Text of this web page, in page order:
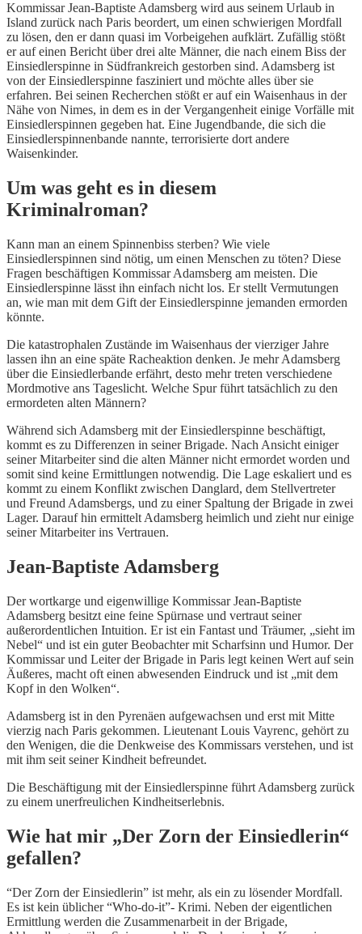
Kommissar Jean-Baptiste Adamsberg wird aus seinem Urlaub in
Island zurück nach Paris beordert, um einen schwierigen Mordfall
zu lösen, den er dann quasi im Vorbeigehen aufklärt. Zufällig stößt
er auf einen Bericht über drei alte Männer, die nach einem Biss der
Einsiedlerspinne in Südfrankreich gestorben sind. Adamsberg ist
von der Einsiedlerspinne fasziniert und möchte alles über sie
erfahren. Bei seinen Recherchen stößt er auf ein Waisenhaus in der
Nähe von Nimes, in dem es in der Vergangenheit einige Vorfälle mit
Einsiedlerspinnen gegeben hat. Eine Jugendbande, die sich die
Einsiedlerspinnenbande nannte, terrorisierte dort andere
Waisenkinder.
Um was geht es in diesem
Kriminalroman?
Kann man an einem Spinnenbiss sterben? Wie viele
Einsiedlerspinnen sind nötig, um einen Menschen zu töten? Diese
Fragen beschäftigen Kommissar Adamsberg am meisten. Die
Einsiedlerspinne lässt ihn einfach nicht los. Er stellt Vermutungen
an, wie man mit dem Gift der Einsiedlerspinne jemanden ermorden
könnte.
Die katastrophalen Zustände im Waisenhaus der vierziger Jahre
lassen ihn an eine späte Racheaktion denken. Je mehr Adamsberg
über die Einsiedlerbande erfährt, desto mehr treten verschiedene
Mordmotive ans Tageslicht. Welche Spur führt tatsächlich zu den
ermordeten alten Männern?
Während sich Adamsberg mit der Einsiedlerspinne beschäftigt,
kommt es zu Differenzen in seiner Brigade. Nach Ansicht einiger
seiner Mitarbeiter sind die alten Männer nicht ermordet worden und
somit sind keine Ermittlungen notwendig. Die Lage eskaliert und es
kommt zu einem Konflikt zwischen Danglard, dem Stellvertreter
und Freund Adamsbergs, und zu einer Spaltung der Brigade in zwei
Lager. Darauf hin ermittelt Adamsberg heimlich und zieht nur einige
seiner Mitarbeiter ins Vertrauen.
Jean-Baptiste Adamsberg
Der wortkarge und eigenwillige Kommissar Jean-Baptiste
Adamsberg besitzt eine feine Spürnase und vertraut seiner
außerordentlichen Intuition. Er ist ein Fantast und Träumer, „sieht im
Nebel“ und ist ein guter Beobachter mit Scharfsinn und Humor. Der
Kommissar und Leiter der Brigade in Paris legt keinen Wert auf sein
Äußeres, macht oft einen abwesenden Eindruck und ist „mit dem
Kopf in den Wolken“.
Adamsberg ist in den Pyrenäen aufgewachsen und erst mit Mitte
vierzig nach Paris gekommen. Lieutenant Louis Vayrenc, gehört zu
den Wenigen, die die Denkweise des Kommissars verstehen, und ist
mit ihm seit seiner Kindheit befreundet.
Die Beschäftigung mit der Einsiedlerspinne führt Adamsberg zurück
zu einem unerfreulichen Kindheitserlebnis.
Wie hat mir „Der Zorn der Einsiedlerin“
gefallen?
“Der Zorn der Einsiedlerin” ist mehr, als ein zu lösender Mordfall.
Es ist kein üblicher “Who-do-it”- Krimi. Neben der eigentlichen
Ermittlung werden die Zusammenarbeit in der Brigade,